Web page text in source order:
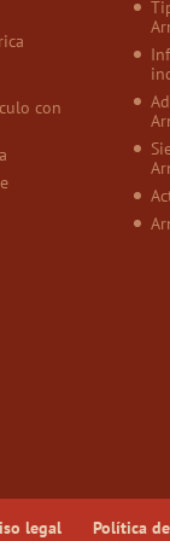
con
legal Política